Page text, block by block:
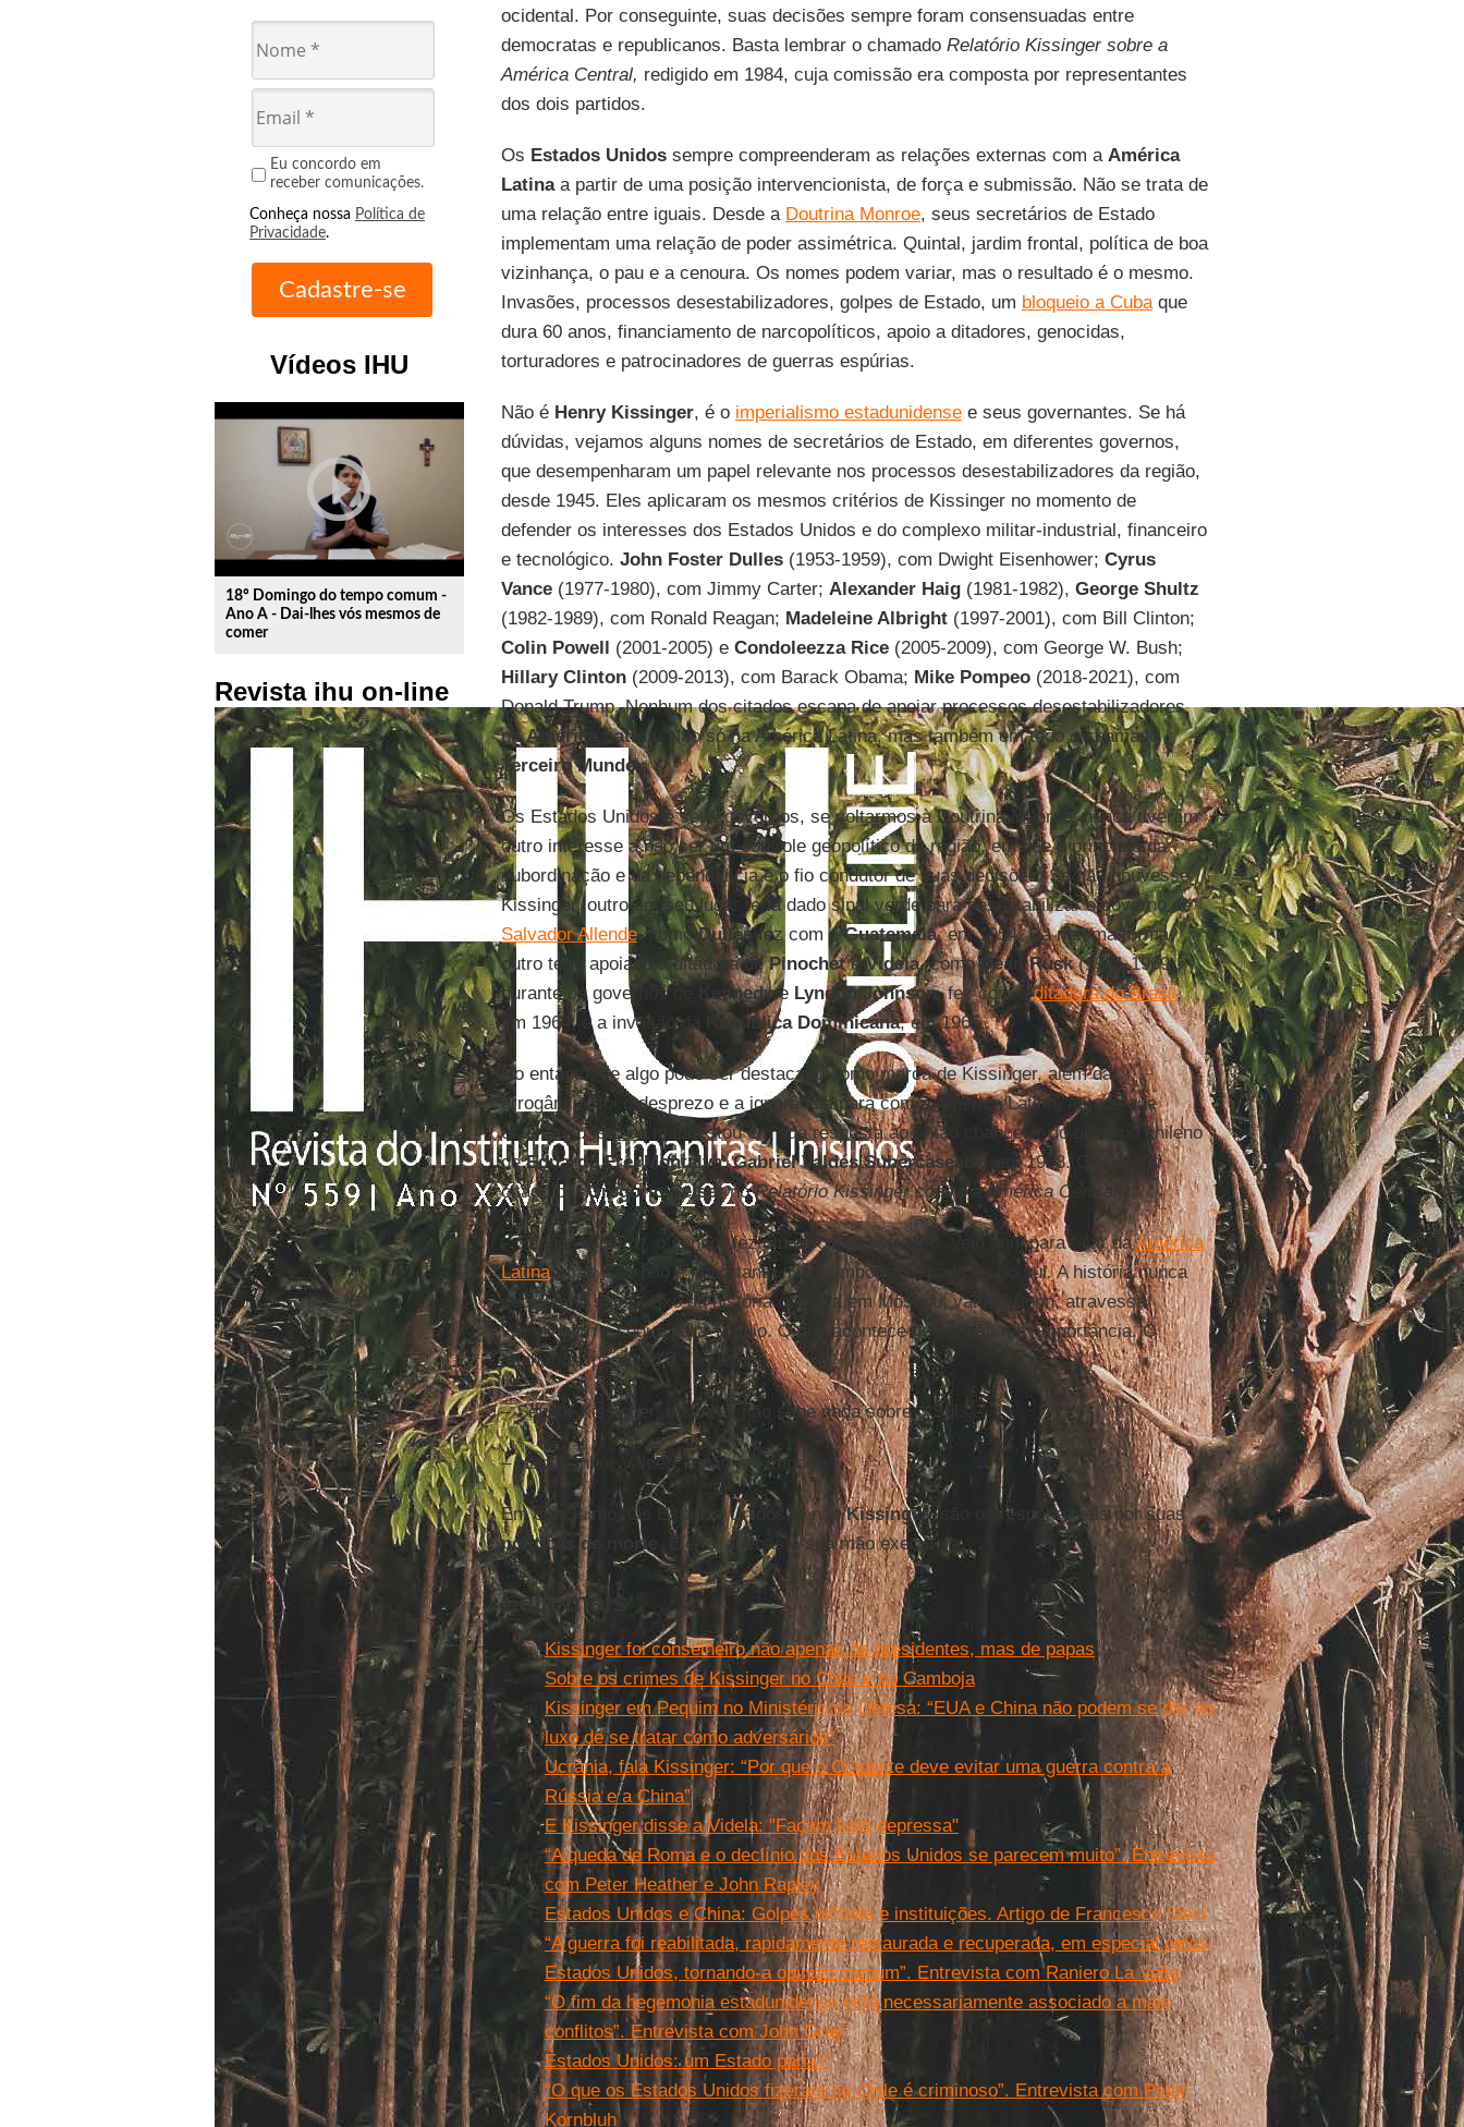
Eu concordo em
receber comunicações.
Conheça nossa Política de
Privacidade.
Vídeos IHU
play_circle_outline
18º Domingo do tempo comum -
Ano A - Dai-lhes vós mesmos de
comer
Revista ihu on-line
ocidental. Por conseguinte, suas decisões sempre foram consensuadas entre
democratas e republicanos. Basta lembrar o chamado Relatório Kissinger sobre a
América Central, redigido em 1984, cuja comissão era composta por representantes
dos dois partidos.
Os Estados Unidossempre compreenderam as relações externas com a América
Latinaa partir de uma posição intervencionista, de força e submissão. Não se trata de
uma relação entre iguais. Desde a Doutrina Monroe, seus secretários de Estado
implementam uma relação de poder assimétrica. Quintal, jardim frontal, política de boa
vizinhança, o pau e a cenoura. Os nomes podem variar, mas o resultado é o mesmo.
Invasões, processos desestabilizadores, golpes de Estado, um bloqueio a Cubaque
dura 60 anos, financiamento de narcopolíticos, apoio a ditadores, genocidas,
torturadores e patrocinadores de guerras espúrias.
Não é Henry Kissinger, é o imperialismo estadunidensee seus governantes. Se há
dúvidas, vejamos alguns nomes de secretários de Estado, em diferentes governos,
que desempenharam um papel relevante nos processos desestabilizadores da região,
desde 1945. Eles aplicaram os mesmos critérios de Kissinger no momento de
defender os interesses dos Estados Unidos e do complexo militar-industrial, financeiro
e tecnológico. John Foster Dulles(1953-1959), com Dwight Eisenhower; Cyrus
Vance(1977-1980), com Jimmy Carter; Alexander Haig(1981-1982), George Shultz
(1982-1989), com Ronald Reagan; Madeleine Albright(1997-2001), com Bill Clinton;
Colin Powell (2001-2005) e Condoleezza Rice(2005-2009), com George W. Bush;
Hillary Clinton(2009-2013), com Barack Obama; Mike Pompeo(2018-2021), com
Donald Trump. Nenhum dos citados escapa de apoiar processos desestabilizadores
naAmérica Latina
. Não só na América Latina, mas também em todo o chamado
Terceiro Mundo.
Os Estados Unidos e seus governos, se voltarmos à Doutrina Monroe, nunca tiveram
outro interesse a não ser um controle geopolítico da região, em que o princípio da
subordinação e da dependência é o fio condutor de suas decisões. Se não houvesse
Kissinger, outro em seu lugar teria dado sinal verde para desestabilizar o governo de
Salvador Allende, comoDullesfez com aGuatemala, em 1954. Da mesma forma,
outro teria apoiado a ditadura dePinocheteVidela, comoDean Rusk(1961-1969),
durante os governos de
Kennedye Lyndon Johnson, fez com aditadura do Brasil,
em 1964, e a invasão da
República Dominicana, em 1965.
No entanto, se algo pode ser destacado como marca de Kissinger, além da
arrogância, foi o desprezo e a ignorância para com a América Latina, atitude que
ostentava. Isto se manifestou em sua resposta ao então chanceler do governo chileno
deEduardo Frei Montalva,Gabriel Valdés Subercaseaux , em 1968. O texto foi
citado porGregorio SelsernoRelatório Kissinger contra a América Central
– Senhor Ministro, o senhor fez um discurso estranho. Veio aqui para falar daAmérica
Latina, mas isso não é importante. Nada importante pode vir do sul. A história nunca
ocorreu no sul. O eixo da história começa em Moscou, vai até Bonn, atravessa
Washington e segue para Tóquio. O que acontece no sul não tem importância. O
senhor desperdiçou o seu tempo.
– Senhor Kissinger, o senhor não sabe nada sobre o Sul.
– Não, senhor Valdés, e não me importa...
Em conclusão, Os Estados Unidos, e nãoKissinger, são os responsáveis por suas
políticas de morte
. Ele foi apenas a sua mão executora.
Leia mais
Kissinger foi conselheiro não apenas de presidentes, mas de papas
Sobre os crimes de Kissinger no Chile e no Camboja
Kissinger em Pequim no Ministério da Defesa: “EUA e China não podem se dar ao
luxo de se tratar como adversários”
Ucrânia, fala Kissinger: “Por que o Ocidente deve evitar uma guerra contra a
Rússia e a China”
E Kissinger disse a Videla: "Façam tudo depressa"
“A queda de Roma e o declínio dos Estados Unidos se parecem muito”. Entrevista
com Peter Heather e John Rapley
Estados Unidos e China: Golpes difíceis e instituições. Artigo de Francesco Sisci
“A guerra foi reabilitada, rapidamente restaurada e recuperada, em especial pelos
Estados Unidos, tornando-a opinião comum”. Entrevista com Raniero La Valle
“O fim da hegemonia estadunidense está necessariamente associado a mais
conflitos”. Entrevista com John Gray
Estados Unidos: um Estado pária?
“O que os Estados Unidos fizeram no Chile é criminoso”. Entrevista com Peter
Kornbluh